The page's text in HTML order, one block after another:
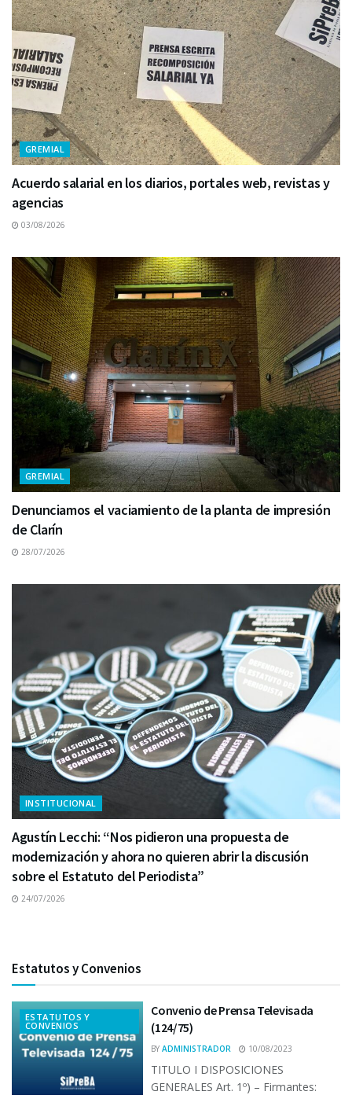
GREMIAL
Acuerdo salarial en los diarios, portales web, revistas y
agencias
03/08/2026
GREMIAL
Denunciamos el vaciamiento de la planta de impresión
de Clarín
28/07/2026
INSTITUCIONAL
Agustín Lecchi: “Nos pidieron una propuesta de
modernización y ahora no quieren abrir la discusión
sobre el Estatuto del Periodista”
24/07/2026
Estatutos y Convenios
ESTATUTOS Y
CONVENIOS
Convenio de Prensa Televisada
(124/75)
BY ADMINISTRADOR 10/08/2023
TITULO I DISPOSICIONES
GENERALES Art. 1º) – Firmantes: